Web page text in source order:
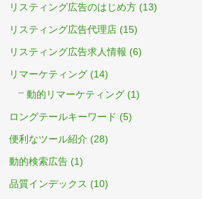
リスティング広告のはじめ方 (13)
リスティング広告代理店 (15)
リスティング広告求人情報 (6)
リマーケティング (14)
動的リマーケティング (1)
ロングテールキーワード (5)
便利なツール紹介 (28)
動的検索広告 (1)
品質インデックス (10)